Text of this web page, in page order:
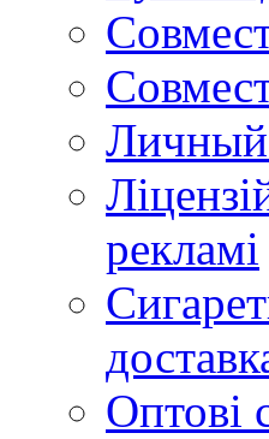
Личный
рекламі
Оптові